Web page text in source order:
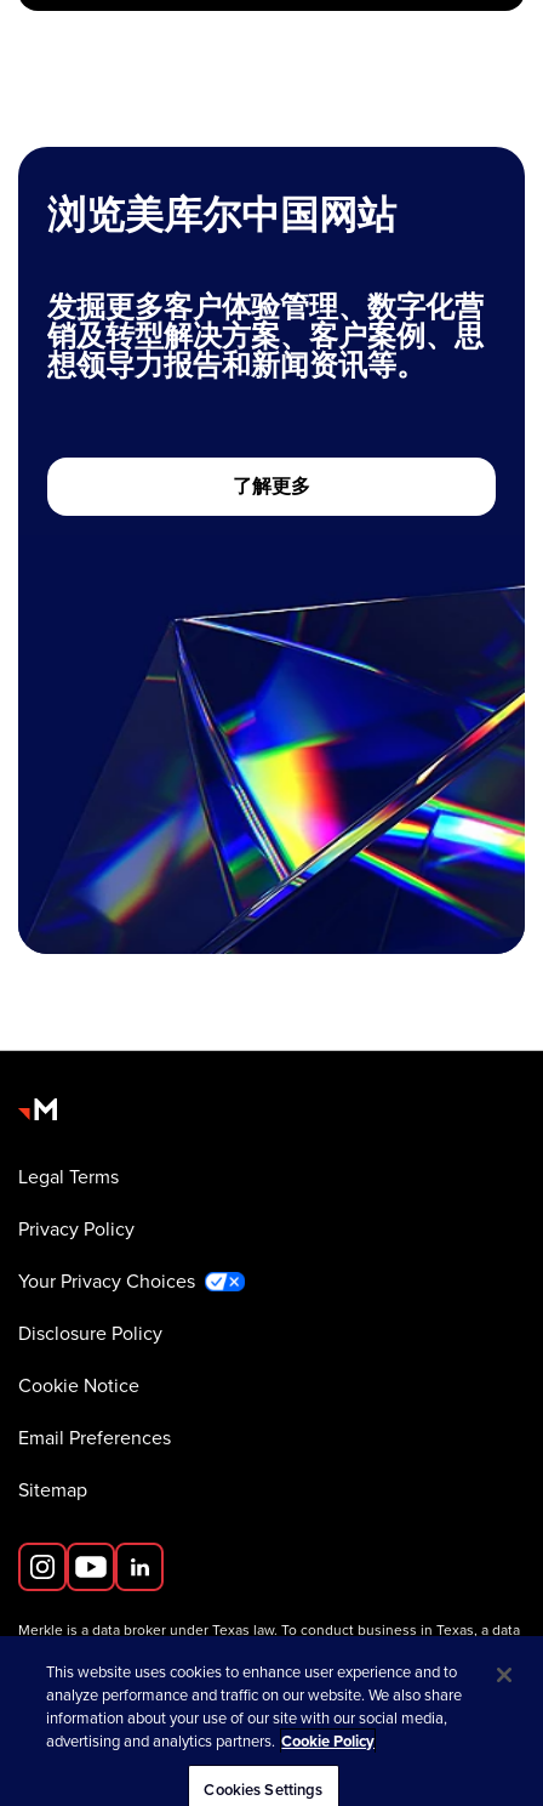
浏览美库尔中国网站
发掘更多客户体验管理、数字化营
销及转型解决方案、客户案例、思
想领导力报告和新闻资讯等。
了解更多
Legal Terms
Privacy Policy
Your Privacy Choices
Disclosure Policy
Cookie Notice
Email Preferences
Sitemap
Merkle is a data broker under Texas law. To conduct business in Texas, a data
Information about data broker registrants is available on the
Texas SOS website.
This website uses cookies to enhance user experience and to
analyze performance and traffic on our website. We also share
information about your use of our site with our social media,
advertising and analytics partners. Cookie Policy
Cookies Settings